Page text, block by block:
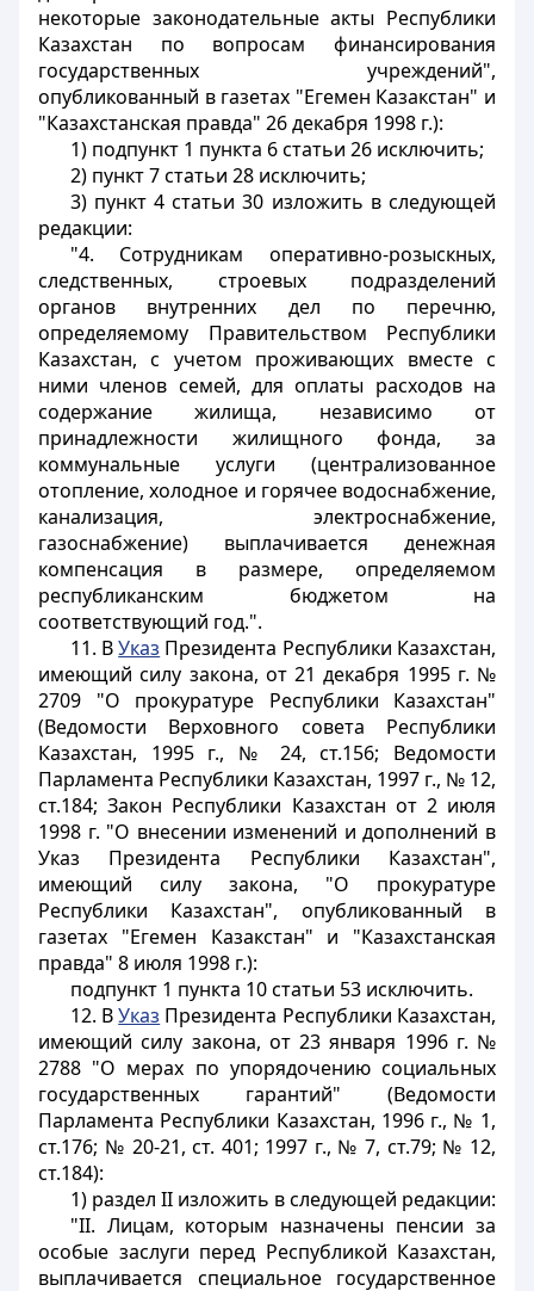
некоторые законодательные акты Республики
Казахстан по вопросам финансирования
государственных учреждений",
опубликованный в газетах "Егемен Казакстан" и
"Казахстанская правда" 26 декабря 1998 г.):
1) подпункт 1 пункта 6 статьи 26 исключить;
2) пункт 7 статьи 28 исключить;
3) пункт 4 статьи 30 изложить в следующей
редакции:
"4. Сотрудникам оперативно-розыскных,
следственных, строевых подразделений
органов внутренних дел по перечню,
определяемому Правительством Республики
Казахстан, с учетом проживающих вместе с
ними членов семей, для оплаты расходов на
содержание жилища, независимо от
принадлежности жилищного фонда, за
коммунальные услуги (централизованное
отопление, холодное и горячее водоснабжение,
канализация, электроснабжение,
газоснабжение) выплачивается денежная
компенсация в размере, определяемом
республиканским бюджетом на
соответствующий год.".
11. ВУказ Президента Республики Казахстан,
имеющий силу закона, от 21 декабря 1995 г. №
2709 "О прокуратуре Республики Казахстан"
(Ведомости Верховного совета Республики
Казахстан, 1995 г., № 24, ст.156; Ведомости
Парламента Республики Казахстан, 1997 г., № 12,
ст.184; Закон Республики Казахстан от 2 июля
1998 г. "О внесении изменений и дополнений в
Указ Президента Республики Казахстан",
имеющий силу закона, "О прокуратуре
Республики Казахстан", опубликованный в
газетах "Егемен Казакстан" и "Казахстанская
правда" 8 июля 1998 г.):
подпункт 1 пункта 10 статьи 53 исключить.
12. ВУказ Президента Республики Казахстан,
имеющий силу закона, от 23 января 1996 г. №
2788 "О мерах по упорядочению социальных
государственных гарантий" (Ведомости
Парламента Республики Казахстан, 1996 г., № 1,
ст.176; № 20-21, ст. 401; 1997 г., № 7, ст.79; № 12,
ст.184):
1) раздел II изложить в следующей редакции:
"II. Лицам, которым назначены пенсии за
особые заслуги перед Республикой Казахстан,
выплачивается специальное государственное